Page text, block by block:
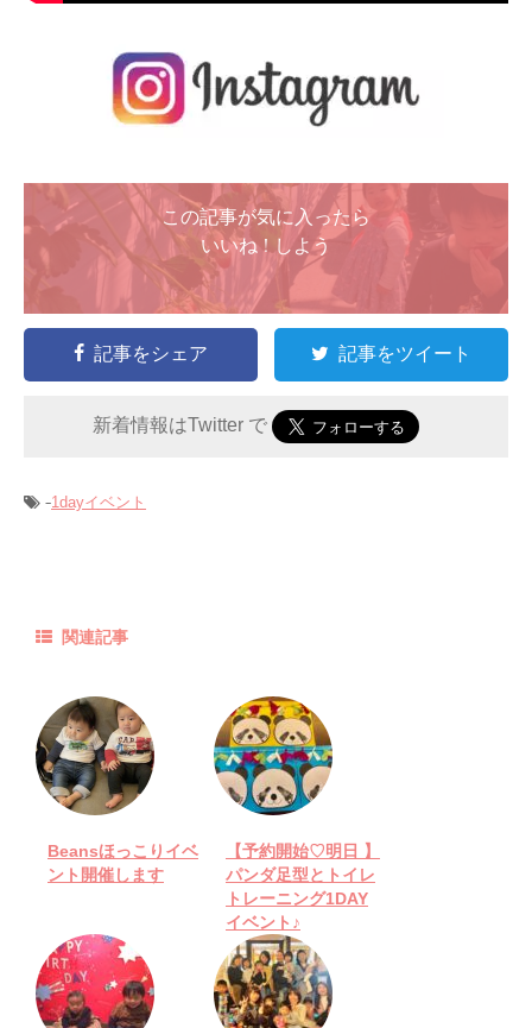
この記事が気に入ったら
いいね ! しよう
記事をシェア 記事をツイート
新着情報はTwitter で
-1dayイベント
関連記事
Beansほっこりイベ
ント開催します
【予約開始♡明日 】
パンダ足型とトイレ
トレーニング1DAY
イベント♪